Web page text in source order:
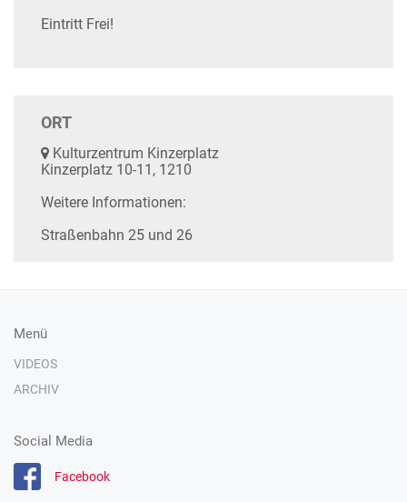
Eintritt Frei!
ORT
Kulturzentrum Kinzerplatz
Kinzerplatz 10-11, 1210
Weitere Informationen:
Straßenbahn 25 und 26
Menü
VIDEOS
ARCHIV
Social Media
Facebook